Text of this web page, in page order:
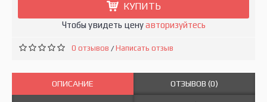
КУПИТЬ
Чтобы увидеть ценуавторизуйтесь
0 отзывов /Написать отзыв
ОПИСАНИЕ ОТЗЫВОВ (0)